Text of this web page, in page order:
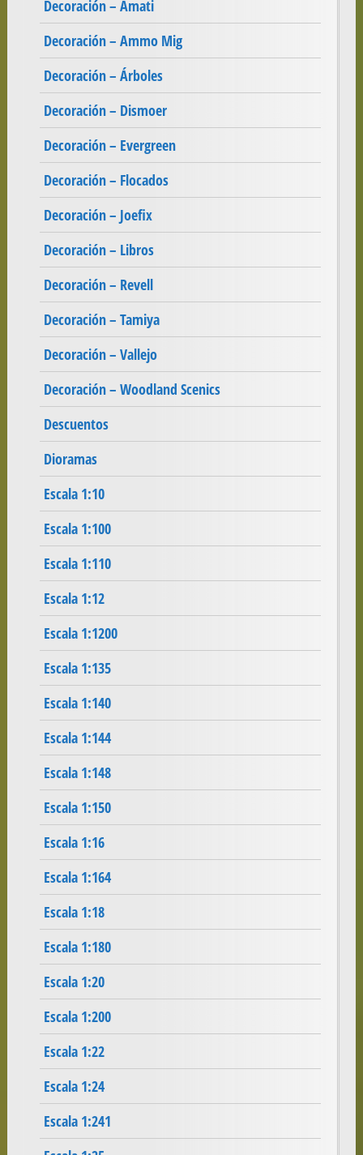
Decoración – Amati
Decoración – Ammo Mig
Decoración – Árboles
Decoración – Dismoer
Decoración – Evergreen
Decoración – Flocados
Decoración – Joefix
Decoración – Libros
Decoración – Revell
Decoración – Tamiya
Decoración – Vallejo
Decoración – Woodland Scenics
Descuentos
Dioramas
Escala 1:10
Escala 1:100
Escala 1:110
Escala 1:12
Escala 1:1200
Escala 1:135
Escala 1:140
Escala 1:144
Escala 1:148
Escala 1:150
Escala 1:16
Escala 1:164
Escala 1:18
Escala 1:180
Escala 1:20
Escala 1:200
Escala 1:22
Escala 1:24
Escala 1:241